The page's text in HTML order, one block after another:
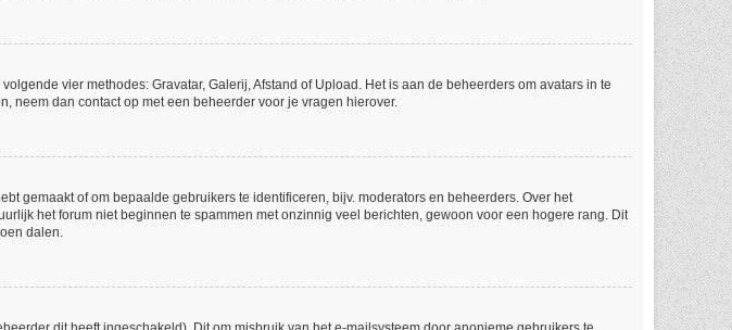
vier methodes: Gravatar, Galerij, Afstand of Upload. Het is aan de beheerders om avatars in te
neem dan contact op met een beheerder voor je vragen hierover.
gemaakt of om bepaalde gebruikers te identificeren, bijv. moderators en beheerders. Over het
het forum niet beginnen te spammen met onzinnig veel berichten, gewoon voor een hogere rang. Dit
dalen.